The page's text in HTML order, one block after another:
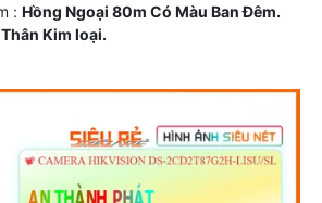
🌚 Hình ảnh ban đêm : Hồng Ngoại 80m Có Màu Ban Ðêm.
Thân Kim loại.